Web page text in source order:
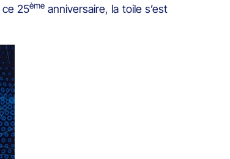
25èmeanniversaire, la toile s’est